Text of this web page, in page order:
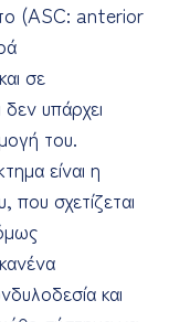
(ASC: anterior
σε
δεν υπάρχει
του.
είναι η
που σχετίζεται
και